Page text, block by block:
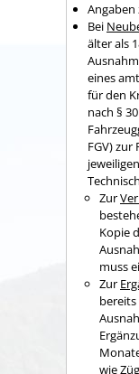
Bei
älter als
eines
für den
nach §
FGV)
Zur
Kopie
muss
Zur
wie